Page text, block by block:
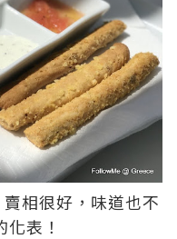
相很好，味道也不
表！